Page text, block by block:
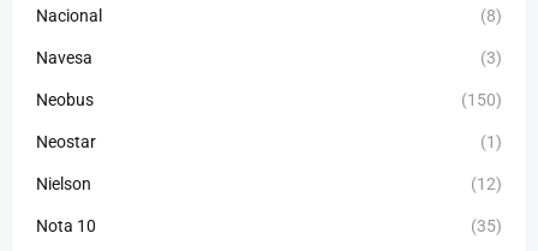
Nacional (8)
Navesa (3)
Neobus (150)
Neostar (1)
Nielson (12)
Nota 10 (35)